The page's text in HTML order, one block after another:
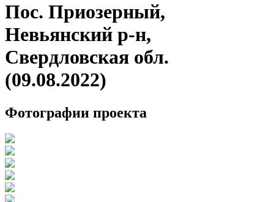
Пос. Приозерный,
Невьянский р-н,
Свердловская обл.
(09.08.2022)
Фотографии проекта